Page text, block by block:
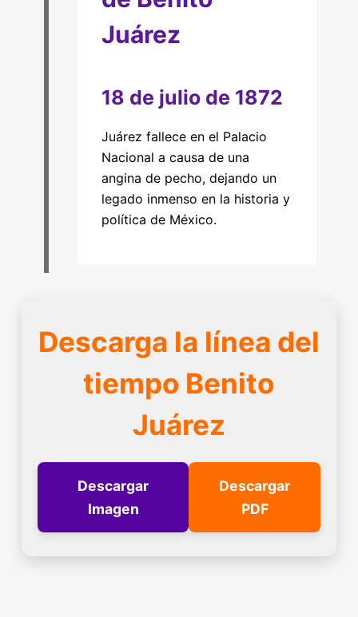
Juárez
18 de julio de 1872
Juárez fallece en el Palacio
Nacional a causa de una
angina de pecho, dejando un
legado inmenso en la historia y
política de México.
Descarga la línea del
tiempo Benito
Juárez
Descargar
Imagen
Descargar
PDF